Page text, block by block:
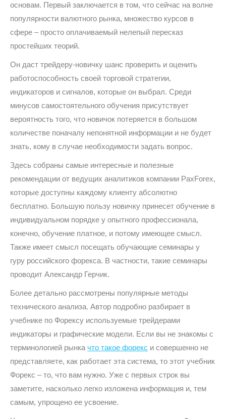
основам. Первый заключается в том, что сейчас на волне
популярности валютного рынка, множество курсов в
сфере – просто оплачиваемый нелепый пересказ
простейших теорий.
Он даст трейдеру-новичку шанс проверить и оценить
работоспособность своей торговой стратегии,
индикаторов и сигналов, которые он выбрал. Среди
минусов самостоятельного обучения присутствует
вероятность того, что новичок потеряется в большом
количестве поначалу непонятной информации и не будет
знать, кому в случае необходимости задать вопрос.
Здесь собраны самые интересные и полезные
рекомендации от ведущих аналитиков компании PaxForex,
которые доступны каждому клиенту абсолютно
бесплатно. Большую пользу новичку принесет обучение в
индивидуальном порядке у опытного профессионала,
конечно, обучение платное, и потому имеющее смысл.
Также имеет смысл посещать обучающие семинары у
гуру российского форекса. В частности, такие семинары
проводит Александр Герчик.
Более детально рассмотрены популярные методы
технического анализа. Автор подробно разбирает в
учебнике по Форексу используемые трейдерами
индикаторы и графические модели. Если вы не знакомы с
терминологией рынка что такое форекс и совершенно не
представляете, как работает эта система, то этот учебник
Форекс – то, что вам нужно. Уже с первых строк вы
заметите, насколько легко изложена информация и, тем
самым, упрощено ее усвоение.